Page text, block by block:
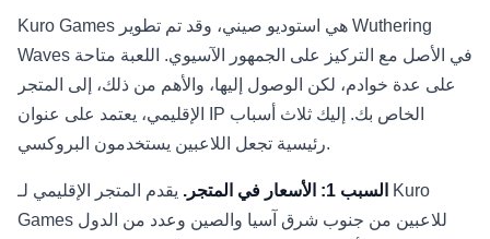
Kuro Games هي استوديو صيني، وقد تم تطوير Wuthering
Waves في الأصل مع التركيز على الجمهور الآسيوي. اللعبة متاحة
على عدة خوادم، لكن الوصول إليها، والأهم من ذلك، إلى المتجر
الإقليمي، يعتمد على عنوان IP الخاص بك. إليك ثلاث أسباب
رئيسية تجعل اللاعبين يستخدمون البروكسي.
السبب 1: الأسعار في المتجر.
يقدم المتجر الإقليمي لـ Kuro
Games للاعبين من جنوب شرق آسيا والصين وعدد من الدول